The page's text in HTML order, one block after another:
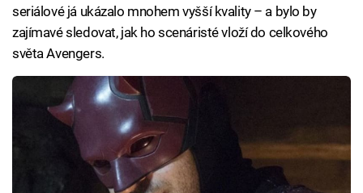
seriálové já ukázalo mnohem vyšší kvality – a bylo by
zajímavé sledovat, jak ho scenáristé vloží do celkového
světa Avengers.